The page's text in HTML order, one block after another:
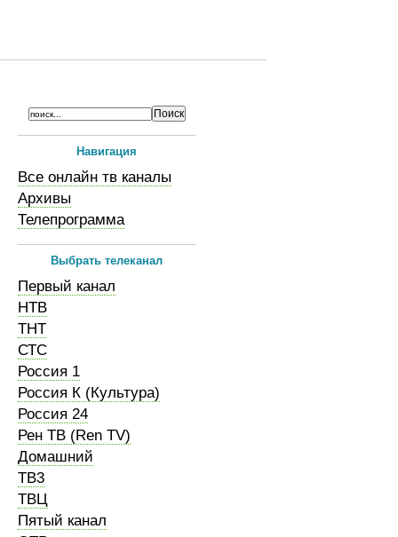
Навигация
Все онлайн тв каналы
Архивы
Телепрограмма
Выбрать телеканал
Первый канал
НТВ
ТНТ
СТС
Россия 1
Россия К (Культура)
Россия 24
Рен ТВ (Ren TV)
Домашний
ТВ3
ТВЦ
Пятый канал